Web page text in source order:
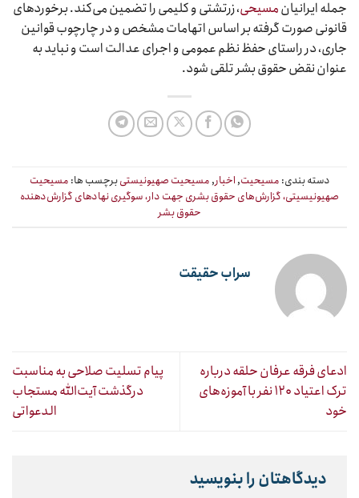
جمله ایرانیانمسیحی، زرتشتی و کلیمی را تضمین می‌کند. برخوردهای
قانونی صورت گرفته بر اساس اتهامات مشخص و در چارچوب قوانین
جاری، در راستای حفظ نظم عمومی و اجرای عدالت است و نباید به
عنوان نقض حقوق بشر تلقی شود.
دسته بندی: مسیحیت,اخبار,مسیحیت صهیونیستیبرچسب ها: مسیحیت
صهیونیسیتی، گزارش‌های حقوق بشری جهت دار، سوگیری نهادهای گزارش‌دهنده
حقوق بشر
سراب حقیقت
ادعای فرقه عرفان حلقه درباره
ترک اعتیاد ۱۲۰ نفر با آموزه‌های
خود
پیام تسلیت صلاحی به مناسبت
درگذشت آیت‌الله مستجاب
الدعواتی
دیدگاهتان را بنویسید